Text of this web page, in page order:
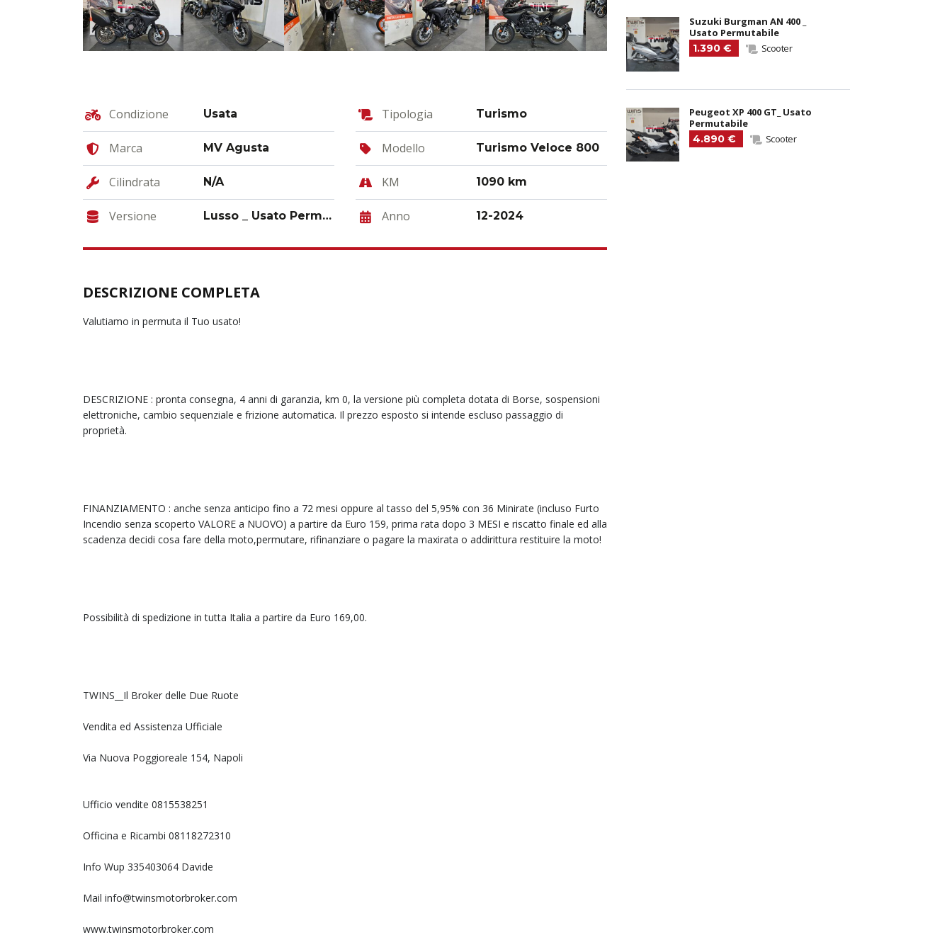
Condizione Usata Tipologia Turismo
Marca MV Agusta Modello Turismo Veloce 800
Cilindrata N/A KM 1090 km
Versione Lusso _ Usato Permutabile Anno 12-2024
DESCRIZIONE COMPLETA
Valutiamo in permuta il Tuo usato!
DESCRIZIONE : pronta consegna, 4 anni di garanzia, km 0, la versione più completa dotata di Borse, sospensioni
elettroniche, cambio sequenziale e frizione automatica. Il prezzo esposto si intende escluso passaggio di
proprietà.
FINANZIAMENTO : anche senza anticipo fino a 72 mesi oppure al tasso del 5,95% con 36 Minirate (incluso Furto
Incendio senza scoperto VALORE a NUOVO) a partire da Euro 159, prima rata dopo 3 MESI e riscatto finale ed alla
scadenza decidi cosa fare della moto,permutare, rifinanziare o pagare la maxirata o addirittura restituire la moto!
Possibilità di spedizione in tutta Italia a partire da Euro 169,00.
TWINS__Il Broker delle Due Ruote
Vendita ed Assistenza Ufficiale
Via Nuova Poggioreale 154, Napoli
Ufficio vendite 0815538251
Officina e Ricambi 08118272310
Info Wup 335403064 Davide
Mail info@twinsmotorbroker.com
www.twinsmotorbroker.com
Suzuki Burgman AN 400 _
Usato Permutabile
1.390 €
Scooter
Peugeot XP 400 GT_ Usato
Permutabile
4.890 €
Scooter